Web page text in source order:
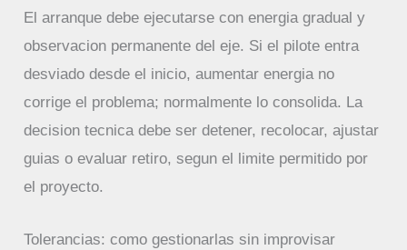
El arranque debe ejecutarse con energia gradual y
observacion permanente del eje. Si el pilote entra
desviado desde el inicio, aumentar energia no
corrige el problema; normalmente lo consolida. La
decision tecnica debe ser detener, recolocar, ajustar
guias o evaluar retiro, segun el limite permitido por
el proyecto.
Tolerancias: como gestionarlas sin improvisar